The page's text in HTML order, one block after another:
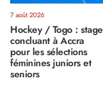
7 août 2026
Hockey / Togo : stage
concluant à Accra
pour les sélections
féminines juniors et
seniors